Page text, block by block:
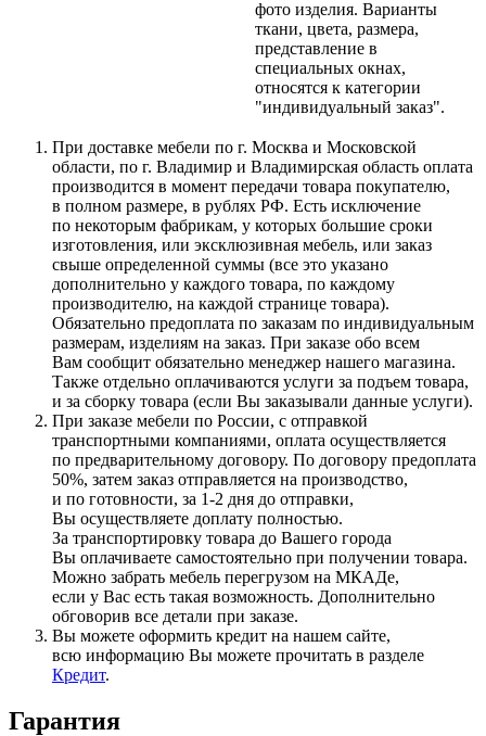
фото изделия. Варианты
ткани, цвета, размера,
представление в
специальных окнах,
относятся к категории
"индивидуальный заказ".
При доставке мебели по г. Москва и Московской
области, по г. Владимир и Владимирская область оплата
производится в момент передачи товара покупателю,
в полном размере, в рублях РФ. Есть исключение
по некоторым фабрикам, у которых большие сроки
изготовления, или эксклюзивная мебель, или заказ
свыше определенной суммы (все это указано
дополнительно у каждого товара, по каждому
производителю, на каждой странице товара).
Обязательно предоплата по заказам по индивидуальным
размерам, изделиям на заказ. При заказе обо всем
Вам сообщит обязательно менеджер нашего магазина.
Также отдельно оплачиваются услуги за подъем товара,
и за сборку товара (если Вы заказывали данные услуги).
При заказе мебели по России, с отправкой
транспортными компаниями, оплата осуществляется
по предварительному договору. По договору предоплата
50%, затем заказ отправляется на производство,
и по готовности, за 1-2 дня до отправки,
Вы осуществляете доплату полностью.
За транспортировку товара до Вашего города
Вы оплачиваете самостоятельно при получении товара.
Можно забрать мебель перегрузом на МКАДе,
если у Вас есть такая возможность. Дополнительно
обговорив все детали при заказе.
Вы можете оформить кредит на нашем сайте,
всю информацию Вы можете прочитать в разделе
Кредит.
Гарантия